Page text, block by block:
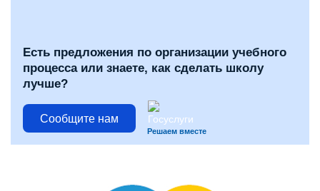
Есть предложения по организации учебного
процесса или знаете, как сделать школу
лучше?
Сообщите нам
Решаем вместе